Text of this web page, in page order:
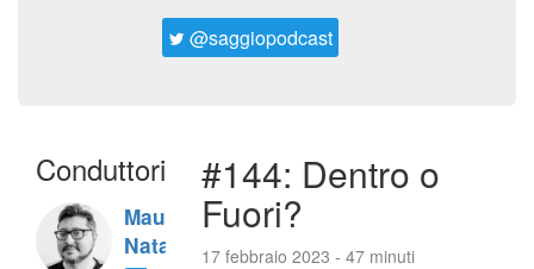
@saggiopodcast
Conduttori
Maurizio
Natali
#144: Dentro o
Fuori?
17 febbraio 2023 - 47 minuti